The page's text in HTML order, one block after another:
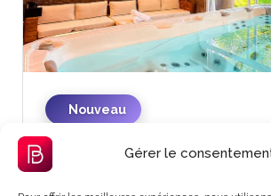
Gérer le
Nouveau
La suite Tropic